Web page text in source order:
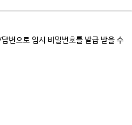
변으로 임시 비밀번호를 발급 받을 수